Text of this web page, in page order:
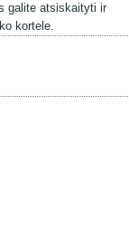
galite atsiskaityti ir
kortele.